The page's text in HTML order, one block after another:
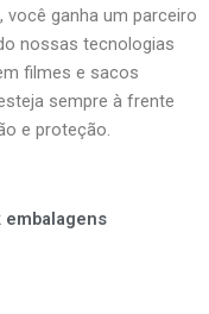
, você ganha um parceiro
nossas tecnologias
filmes e sacos
sempre à frente
e proteção.
embalagens